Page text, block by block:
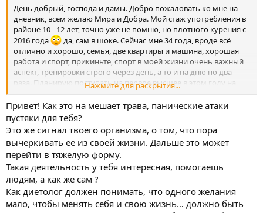
День добрый, господа и дамы. Добро пожаловать ко мне на
дневник, всем желаю Мира и Добра. Мой стаж употребления в
районе 10 - 12 лет, точно уже не помню, но плотного курения с
2016 года
да, сам в шоке. Сейчас мне 34 года, вроде всё
отлично и хорошо, семья, две квартиры и машина, хорошая
работа и спорт, прикиньте, спорт в моей жизни очень важный
аспект, тренировки строго через день, а то и на дню по два
раза. Планирую поступать на первое высшее в этом году на
экономическое направление, закончил техникум и ещё
получил диплом нутрициолога. Помогаю людям с питанием,
чуть подсказываю по тренировкам и сам выступаю на разных
соревнованиях. Давно уже задумывался прекратить
употреблять. Всё откладывал, то до отпуска, то до дня
рождения и так далее, не бросил. Последние разы сильно
играют панические атаки, думаю, вот вот сойду с ума, раньше
такого не было, но не часто, через раз такое стабильно, уже
боишься поджигать порой. Долго и подробно писать не буду,
думаю, смысл можно уловить. Курил один - два раза в день и
то на ночь, то есть, такой ритуал для сна. Курил... хм, было бы
круто - курю! Завтра 3 мая 2023 года и я планирую реально
Нажмите для раскрытия...
Привет! Как это на мешает трава, панические атаки
пустяки для тебя?
Это же сигнал твоего организма, о том, что пора
вычеркивать ее из своей жизни. Дальше это может
перейти в тяжелую форму.
Такая деятельность у тебя интересная, помогаешь
людям, а как же сам ?
Как диетолог должен понимать, что одного желания
мало, чтобы менять себя и свою жизнь… должно быть